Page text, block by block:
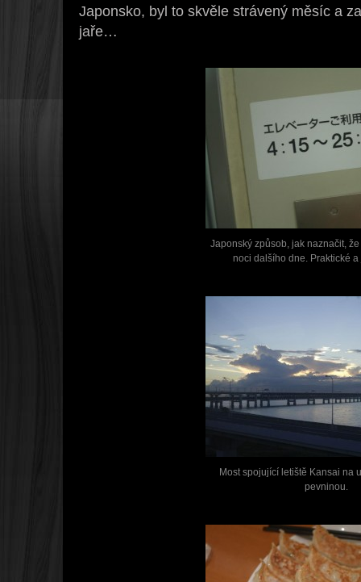
Japonsko, byl to skvěle strávený měsíc a
jaře…
Japonský způsob, jak naznačit,
noci dalšího dne. Praktické
Most spojující letiště Kansai na
pevninou.